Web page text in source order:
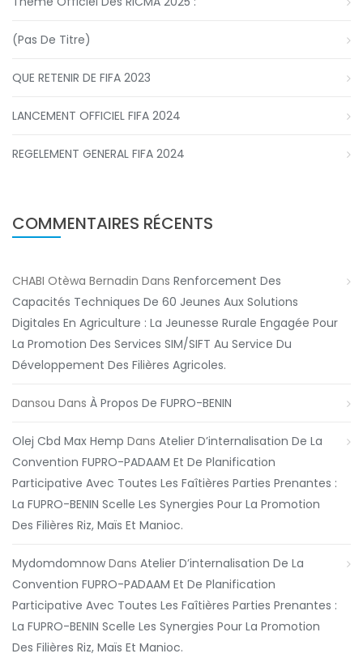
(pas De Titre)
QUE RETENIR DE FIFA 2023
LANCEMENT OFFICIEL FIFA 2024
REGELEMENT GENERAL FIFA 2024
COMMENTAIRES RÉCENTS
CHABI Otèwa Bernadin Dans Renforcement Des
Capacités Techniques De 60 Jeunes Aux Solutions
Digitales En Agriculture : La Jeunesse Rurale Engagée Pour
La Promotion Des Services SIM/SIFT Au Service Du
Développement Des Filières Agricoles.
Dansou Dans À Propos De FUPRO-BENIN
Olej Cbd Max Hemp Dans Atelier D’internalisation De La
Convention FUPRO-PADAAM Et De Planification
Participative Avec Toutes Les Faîtières Parties Prenantes :
La FUPRO-BENIN Scelle Les Synergies Pour La Promotion
Des Filières Riz, Maïs Et Manioc.
Mydomdomnow Dans Atelier D’internalisation De La
Convention FUPRO-PADAAM Et De Planification
Participative Avec Toutes Les Faîtières Parties Prenantes :
La FUPRO-BENIN Scelle Les Synergies Pour La Promotion
Des Filières Riz, Maïs Et Manioc.